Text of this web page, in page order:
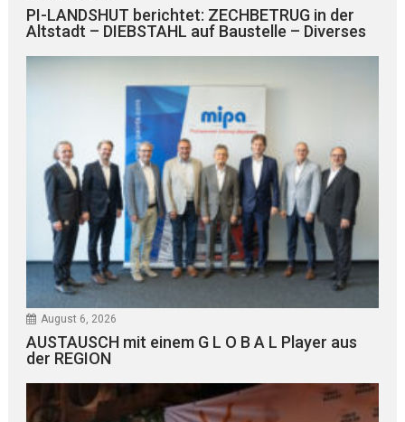
PI-LANDSHUT berichtet: ZECHBETRUG in der
Altstadt – DIEBSTAHL auf Baustelle – Diverses
August 6, 2026
AUSTAUSCH mit einem G L O B A L Player aus
der REGION